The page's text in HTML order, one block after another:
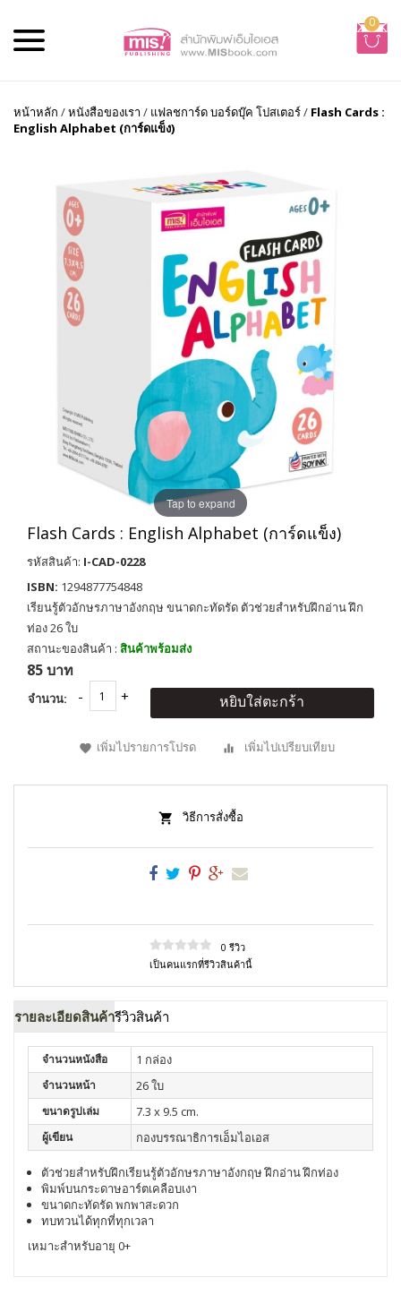
0
หน้าหลัก /หนังสือของเรา / แฟลชการ์ด บอร์ดบุ๊ค โปสเตอร์/ Flash Cards :
English Alphabet (การ์ดแข็ง)
Tap to expand
Flash Cards : English Alphabet (การ์ดแข็ง)
รหัสสินค้า: I-CAD-0228
ISBN: 1294877754848
เรียนรู้ตัวอักษรภาษาอังกฤษ ขนาดกะทัดรัด ตัวช่วยสำหรับฝึกอ่าน ฝึก
ท่อง 26 ใบ
สถานะของสินค้า : สินค้าพร้อมส่ง
85 บาท
จำนวน: หยิบใส่ตะกร้า
เพิ่มไปรายการโปรด เพิ่มไปเปรียบเทียบ
วิธีการสั่งซื้อ
0 รีวิว
เป็นคนแรกที่รีวิวสินค้านี้
รายละเอียดสินค้ารีวิวสินค้า
จำนวนหนังสือ 1 กล่อง
จำนวนหน้า 26 ใบ
ขนาดรูปเล่ม 7.3 x 9.5 cm.
ผู้เขียน กองบรรณาธิการเอ็มไอเอส
ตัวช่วยสำหรับฝึกเรียนรู้ตัวอักษรภาษาอังกฤษ ฝึกอ่าน ฝึกท่อง
พิมพ์บนกระดาษอาร์ตเคลือบเงา
ขนาดกะทัดรัด พกพาสะดวก
ทบทวนได้ทุกที่ทุกเวลา
เหมาะสำหรับอายุ 0+